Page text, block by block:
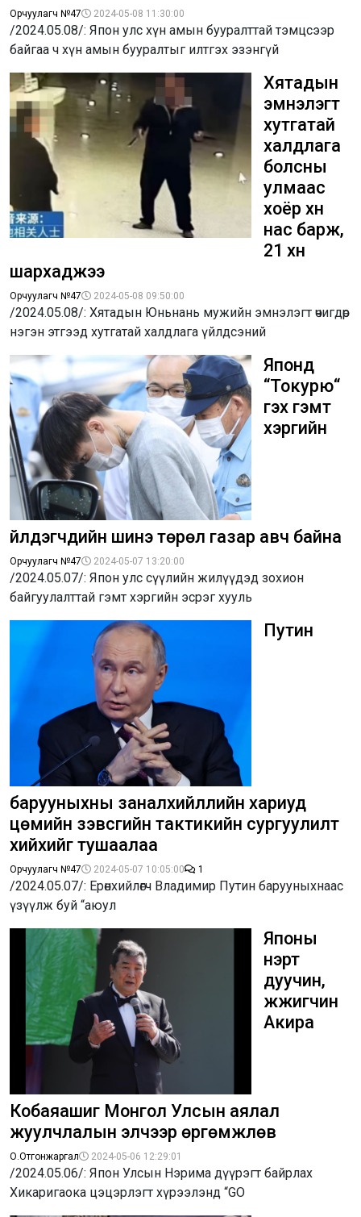
Орчуулагч №47 2024-05-08 11:30:00
/2024.05.08/: Япон улс хүн амын бууралттай тэмцсээр
байгаа ч хүн амын бууралтыг илтгэх эзэнгүй
Хятадын
эмнэлэгт
хутгатай
халдлага
болсны
улмаас
хоёр хүн
нас барж,
21 хүн
шархаджээ
Орчуулагч №47 2024-05-08 09:50:00
/2024.05.08/: Хятадын Юньнань мужийн эмнэлэгт өчигдөр
нэгэн этгээд хутгатай халдлага үйлдсэний
Японд
“Токурюү“
гэх гэмт
хэргийн
үйлдэгчдийн шинэ төрөл газар авч байна
Орчуулагч №47 2024-05-07 13:20:00
/2024.05.07/: Япон улс сүүлийн жилүүдэд зохион
байгуулалттай гэмт хэргийн эсрэг хууль
Путин
барууныхны заналхийллийн хариуд
цөмийн зэвсгийн тактикийн сургуулилт
хийхийг тушаалаа
Орчуулагч №47 2024-05-07 10:05:00 1
/2024.05.07/: Ерөнхийлөгч Владимир Путин барууныхнаас
үзүүлж буй “аюул
Японы
нэрт
дуучин,
жүжигчин
Акира
Кобаяашиг Монгол Улсын аялал
жуулчлалын элчээр өргөмжлөв
О.Отгонжаргал 2024-05-06 12:29:01
/2024.05.06/: Япон Улсын Нэрима дүүрэгт байрлах
Хикаригаока цэцэрлэгт хүрээлэнд “GO